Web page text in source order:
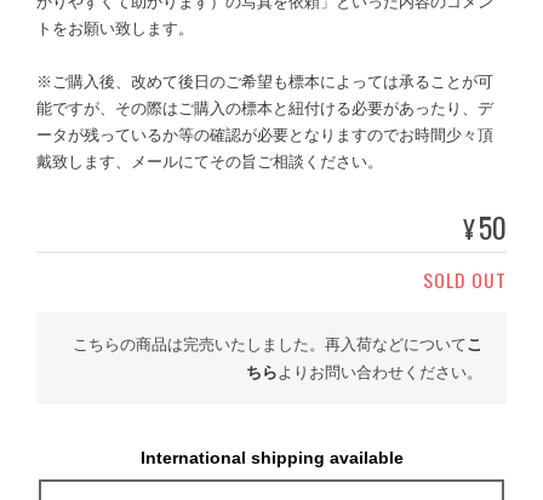
トをお願い致します。
※ご購入後、改めて後日のご希望も標本によっては承ることが可
能ですが、その際はご購入の標本と紐付ける必要があったり、デ
ータが残っているか等の確認が必要となりますのでお時間少々頂
戴致します、メールにてその旨ご相談ください。
¥50
SOLD OUT
こちらの商品は完売いたしました。再入荷などについてこ
ちらよりお問い合わせください。
International shipping available